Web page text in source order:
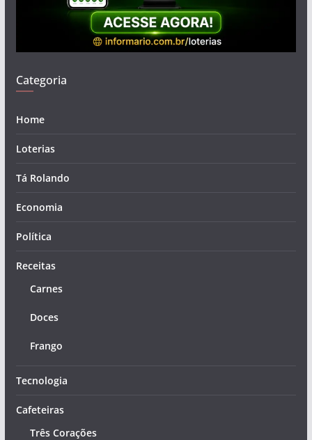
Categoria
Home
Loterias
Tá Rolando
Economia
Política
Receitas
Carnes
Doces
Frango
Tecnologia
Cafeteiras
Três Corações